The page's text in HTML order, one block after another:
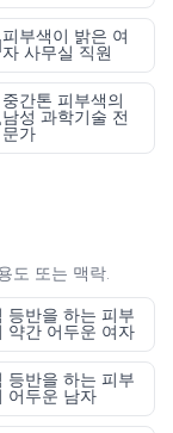
피부색이 밝은 여
자 사무실 직원
중간톤 피부색의
남성 과학기술 전
문가
도 또는 맥락.
등반을 하는 피부
약간 어두운 여자
등반을 하는 피부
어두운 남자